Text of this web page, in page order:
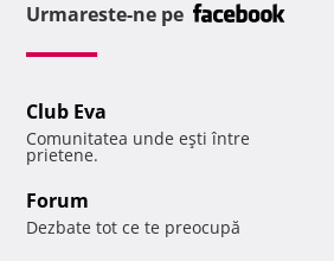
Urmareste-ne pe
Club Eva
Comunitatea unde eşti între
prietene.
Forum
Dezbate tot ce te preocupă